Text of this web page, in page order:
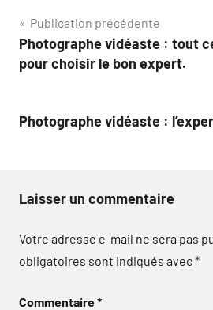
Navigation
de
Publication précédente
Photographe vidéaste : tout
pour choisir le bon expert.
Photographe vidéaste :
Laisser un commentaire
Votre adresse e-mail ne sera pas
obligatoires sont indiqués avec*
Commentaire*